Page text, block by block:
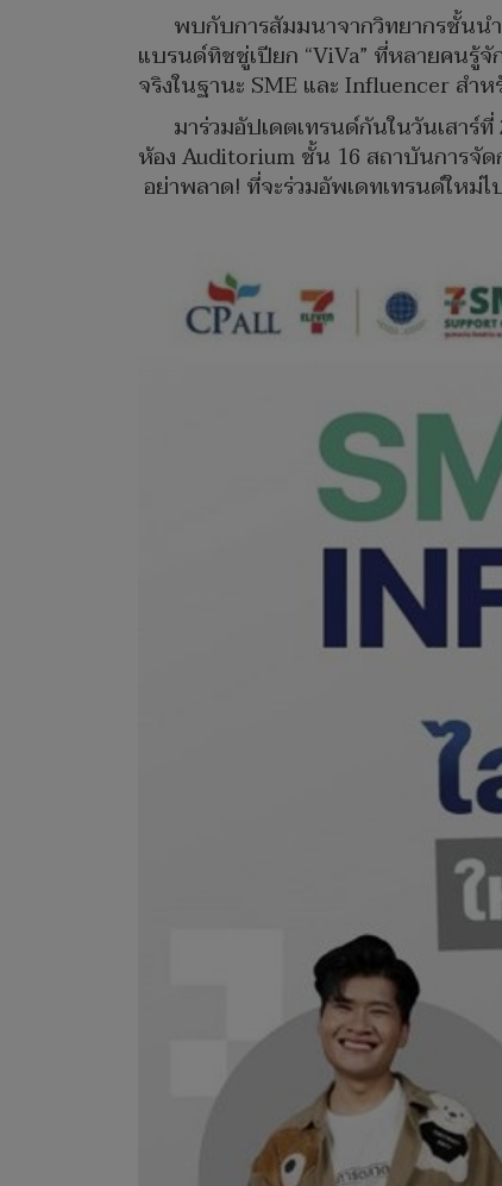
พบกับการสัมมนาจากวิทยากรชั้นน
แบรนด์ทิชชู่เปียก “ViVa” ที่หลายคนรู้
จริงในฐานะ SME และ Influencer สำห
มาร่วมอัปเดตเทรนด์กันในวันเสาร์
ห้อง Auditorium ชั้น 16 สถาบันการจั
อย่าพลาด! ที่จะร่วมอัพเดทเทรนด์ใหม่